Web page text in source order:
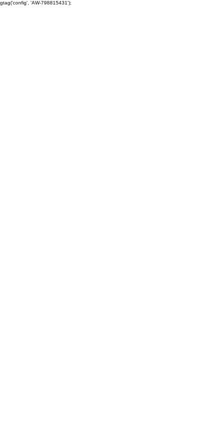
gtag('config', 'AW-798815431');